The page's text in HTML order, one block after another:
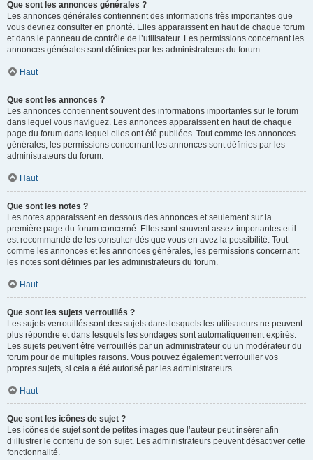
Que sont les annonces générales ?
Les annonces générales contiennent des informations très importantes que
vous devriez consulter en priorité. Elles apparaissent en haut de chaque forum
et dans le panneau de contrôle de l’utilisateur. Les permissions concernant les
annonces générales sont définies par les administrateurs du forum.
Haut
Que sont les annonces ?
Les annonces contiennent souvent des informations importantes sur le forum
dans lequel vous naviguez. Les annonces apparaissent en haut de chaque
page du forum dans lequel elles ont été publiées. Tout comme les annonces
générales, les permissions concernant les annonces sont définies par les
administrateurs du forum.
Haut
Que sont les notes ?
Les notes apparaissent en dessous des annonces et seulement sur la
première page du forum concerné. Elles sont souvent assez importantes et il
est recommandé de les consulter dès que vous en avez la possibilité. Tout
comme les annonces et les annonces générales, les permissions concernant
les notes sont définies par les administrateurs du forum.
Haut
Que sont les sujets verrouillés ?
Les sujets verrouillés sont des sujets dans lesquels les utilisateurs ne peuvent
plus répondre et dans lesquels les sondages sont automatiquement expirés.
Les sujets peuvent être verrouillés par un administrateur ou un modérateur du
forum pour de multiples raisons. Vous pouvez également verrouiller vos
propres sujets, si cela a été autorisé par les administrateurs.
Haut
Que sont les icônes de sujet ?
Les icônes de sujet sont de petites images que l’auteur peut insérer afin
d’illustrer le contenu de son sujet. Les administrateurs peuvent désactiver cette
fonctionnalité.